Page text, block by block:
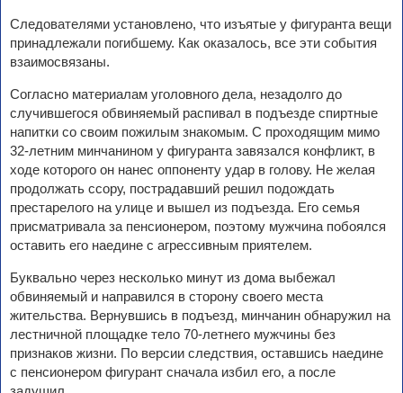
Следователями установлено, что изъятые у фигуранта вещи
принадлежали погибшему. Как оказалось, все эти события
взаимосвязаны.
Согласно материалам уголовного дела, незадолго до
случившегося обвиняемый распивал в подъезде спиртные
напитки со своим пожилым знакомым. С проходящим мимо
32-летним минчанином у фигуранта завязался конфликт, в
ходе которого он нанес оппоненту удар в голову. Не желая
продолжать ссору, пострадавший решил подождать
престарелого на улице и вышел из подъезда. Его семья
присматривала за пенсионером, поэтому мужчина побоялся
оставить его наедине с агрессивным приятелем.
Буквально через несколько минут из дома выбежал
обвиняемый и направился в сторону своего места
жительства. Вернувшись в подъезд, минчанин обнаружил на
лестничной площадке тело 70-летнего мужчины без
признаков жизни. По версии следствия, оставшись наедине
с пенсионером фигурант сначала избил его, а после